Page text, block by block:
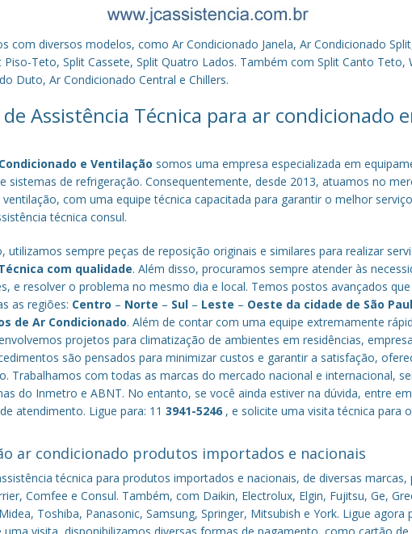
com diversos modelos, como Ar Condicionado Janela, Ar Condicionado
Piso-Teto, Split Cassete, Split Quatro Lados. Também com Split Canto Teto,
Duto, Ar Condicionado Central e Chillers.
de Assistência Técnica para ar condicionado
Condicionado e Ventilação somos uma empresa especializada em
sistemas de refrigeração. Consequentemente, desde 2013, atuamos no
com uma equipe técnica capacitada para garantir o melhor
técnica consul.
utilizamos sempre peças de reposição originais e similares para realizar
com qualidade. Além disso, procuramos sempre atender às
e resolver o problema no mesmo dia e local. Temos postos avançados
as regiões: Centro – Norte – Sul – Leste – Oeste da cidade de São
de Ar Condicionado. Além de contar com uma equipe extremamente
projetos para climatização de ambientes em residências,
são pensados para minimizar custos e garantir a satisfação,
Trabalhamos com todas as marcas do mercado nacional e internacional,
do Inmetro e ABNT. No entanto, se você ainda estiver na dúvida, entre
atendimento. Ligue para: 113941-5246 , e solicite uma visita técnica para
ar condicionado produtos importados e nacionais
técnica para produtos importados e nacionais, de diversas marcas,
Comfee e Consul. Também, com Daikin, Electrolux, Elgin, Fujitsu, Ge,
Toshiba, Panasonic, Samsung, Springer, Mitsubish e York. Ligue agora